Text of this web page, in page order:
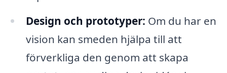
Design och prototyper: Om du har en
vision kan smeden hjälpa till att
förverkliga den genom att skapa